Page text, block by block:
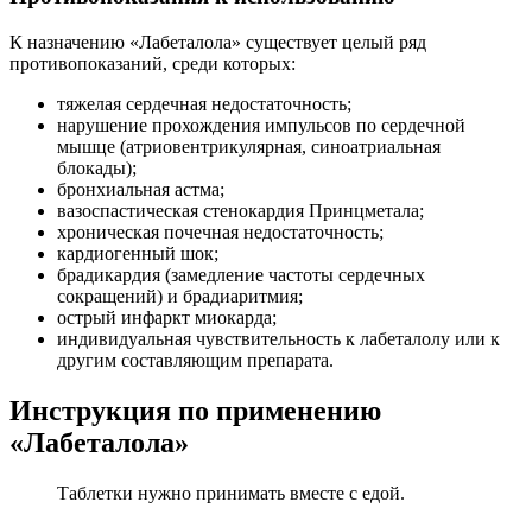
К назначению «Лабеталола» существует целый ряд
противопоказаний, среди которых:
тяжелая сердечная недостаточность;
нарушение прохождения импульсов по сердечной
мышце (атриовентрикулярная, синоатриальная
блокады);
бронхиальная астма;
вазоспастическая стенокардия Принцметала;
хроническая почечная недостаточность;
кардиогенный шок;
брадикардия (замедление частоты сердечных
сокращений) и брадиаритмия;
острый инфаркт миокарда;
индивидуальная чувствительность к лабеталолу или к
другим составляющим препарата.
Инструкция по применению
«Лабеталола»
Таблетки нужно принимать вместе с едой.